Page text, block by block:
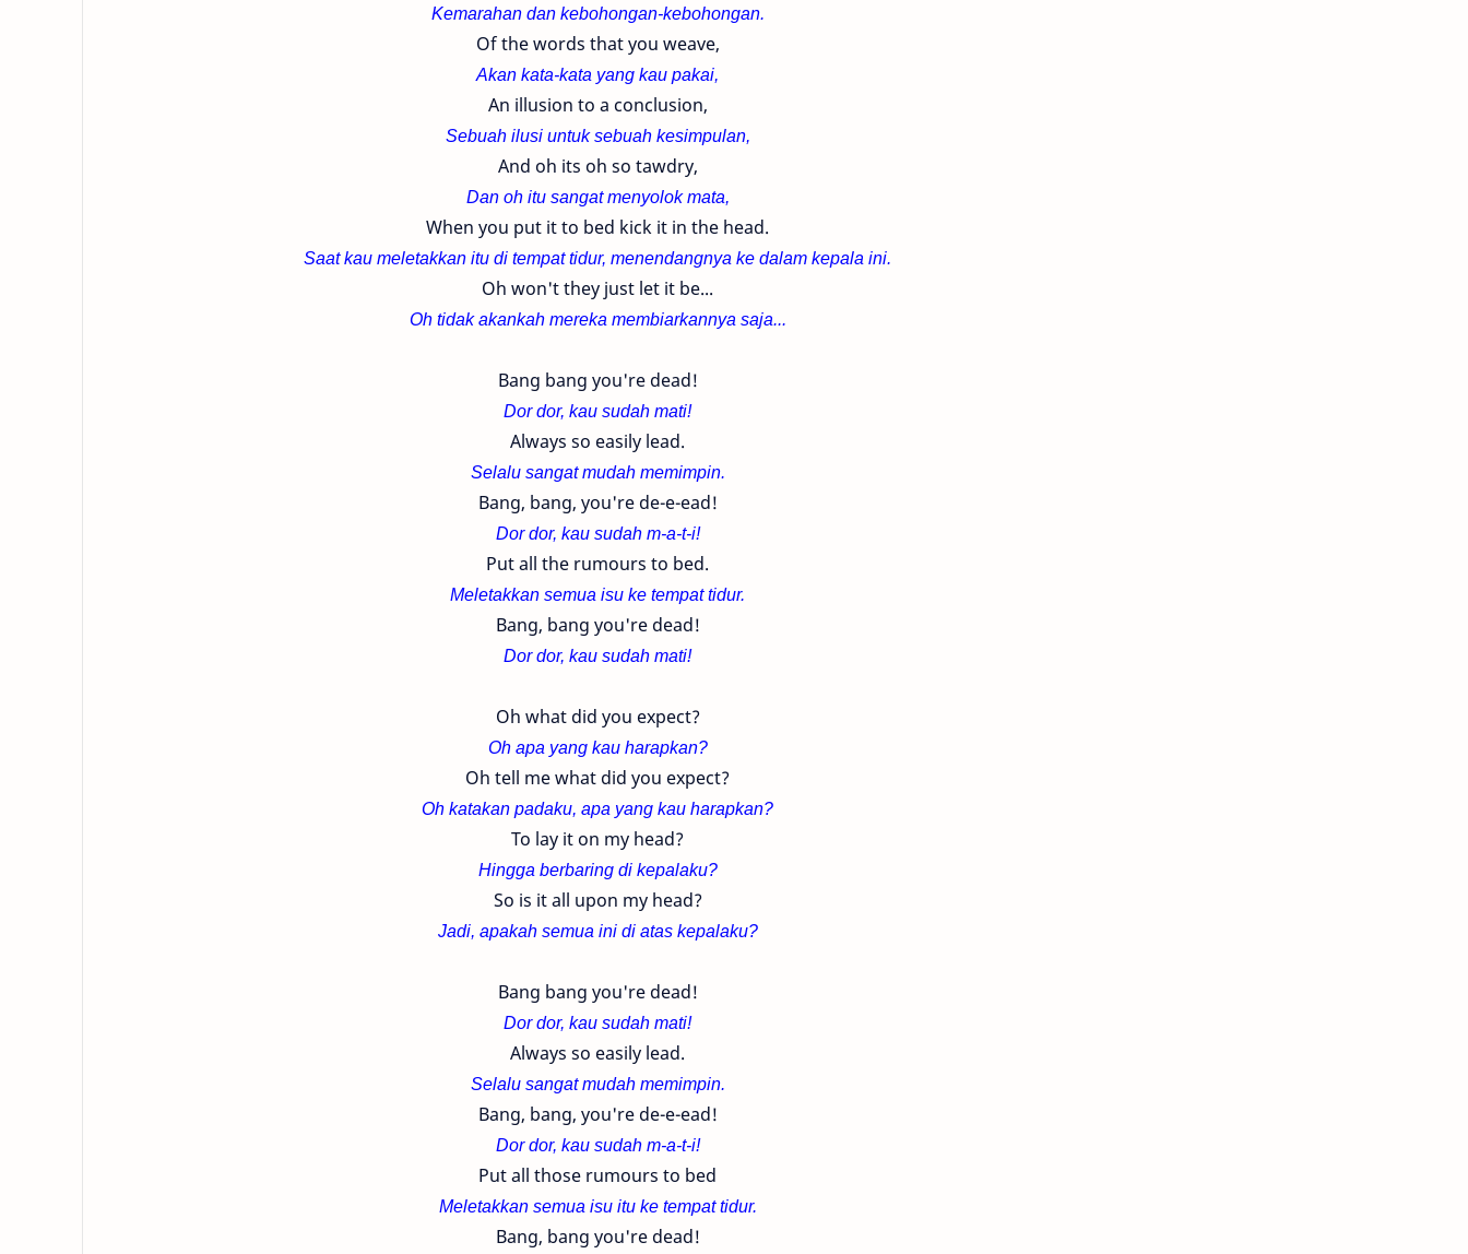
Kemarahan dan kebohongan-kebohongan.
Of the words that you weave,
Akan kata-kata yang kau pakai,
An illusion to a conclusion,
Sebuah ilusi untuk sebuah kesimpulan,
And oh its oh so tawdry,
Dan oh itu sangat menyolok mata,
When you put it to bed kick it in the head.
Saat kau meletakkan itu di tempat tidur, menendangnya ke dalam kepala ini.
Oh won't they just let it be...
Oh tidak akankah mereka membiarkannya saja...
Bang bang you're dead!
Dor dor, kau sudah mati!
Always so easily lead.
Selalu sangat mudah memimpin.
Bang, bang, you're de-e-ead!
Dor dor, kau sudah m-a-t-i!
Put all the rumours to bed.
Meletakkan semua isu ke tempat tidur.
Bang, bang you're dead!
Dor dor, kau sudah mati!
Oh what did you expect?
Oh apa yang kau harapkan?
Oh tell me what did you expect?
Oh katakan padaku, apa yang kau harapkan?
To lay it on my head?
Hingga berbaring di kepalaku?
So is it all upon my head?
Jadi, apakah semua ini di atas kepalaku?
Bang bang you're dead!
Dor dor, kau sudah mati!
Always so easily lead.
Selalu sangat mudah memimpin.
Bang, bang, you're de-e-ead!
Dor dor, kau sudah m-a-t-i!
Put all those rumours to bed
Meletakkan semua isu itu ke tempat tidur.
Bang, bang you're dead!